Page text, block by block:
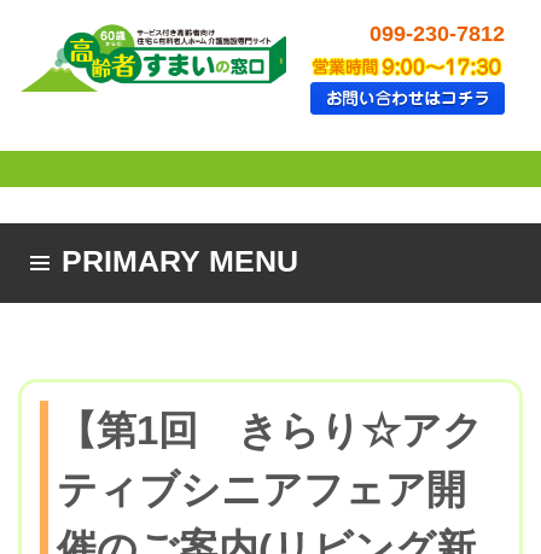
099-230-7812
PRIMARY MENU
【第1回 きらり☆アク
ティブシニアフェア開